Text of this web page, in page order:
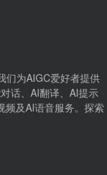
们为AIGC爱好者提供
话、AI翻译、AI提示
频及AI语音服务。探索